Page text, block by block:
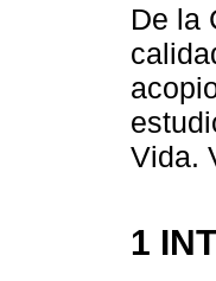
De la
Vida.
1